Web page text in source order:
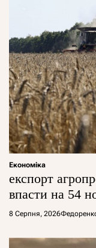
Економіка
експорт
впасти на 54
8 Серпня, 2026